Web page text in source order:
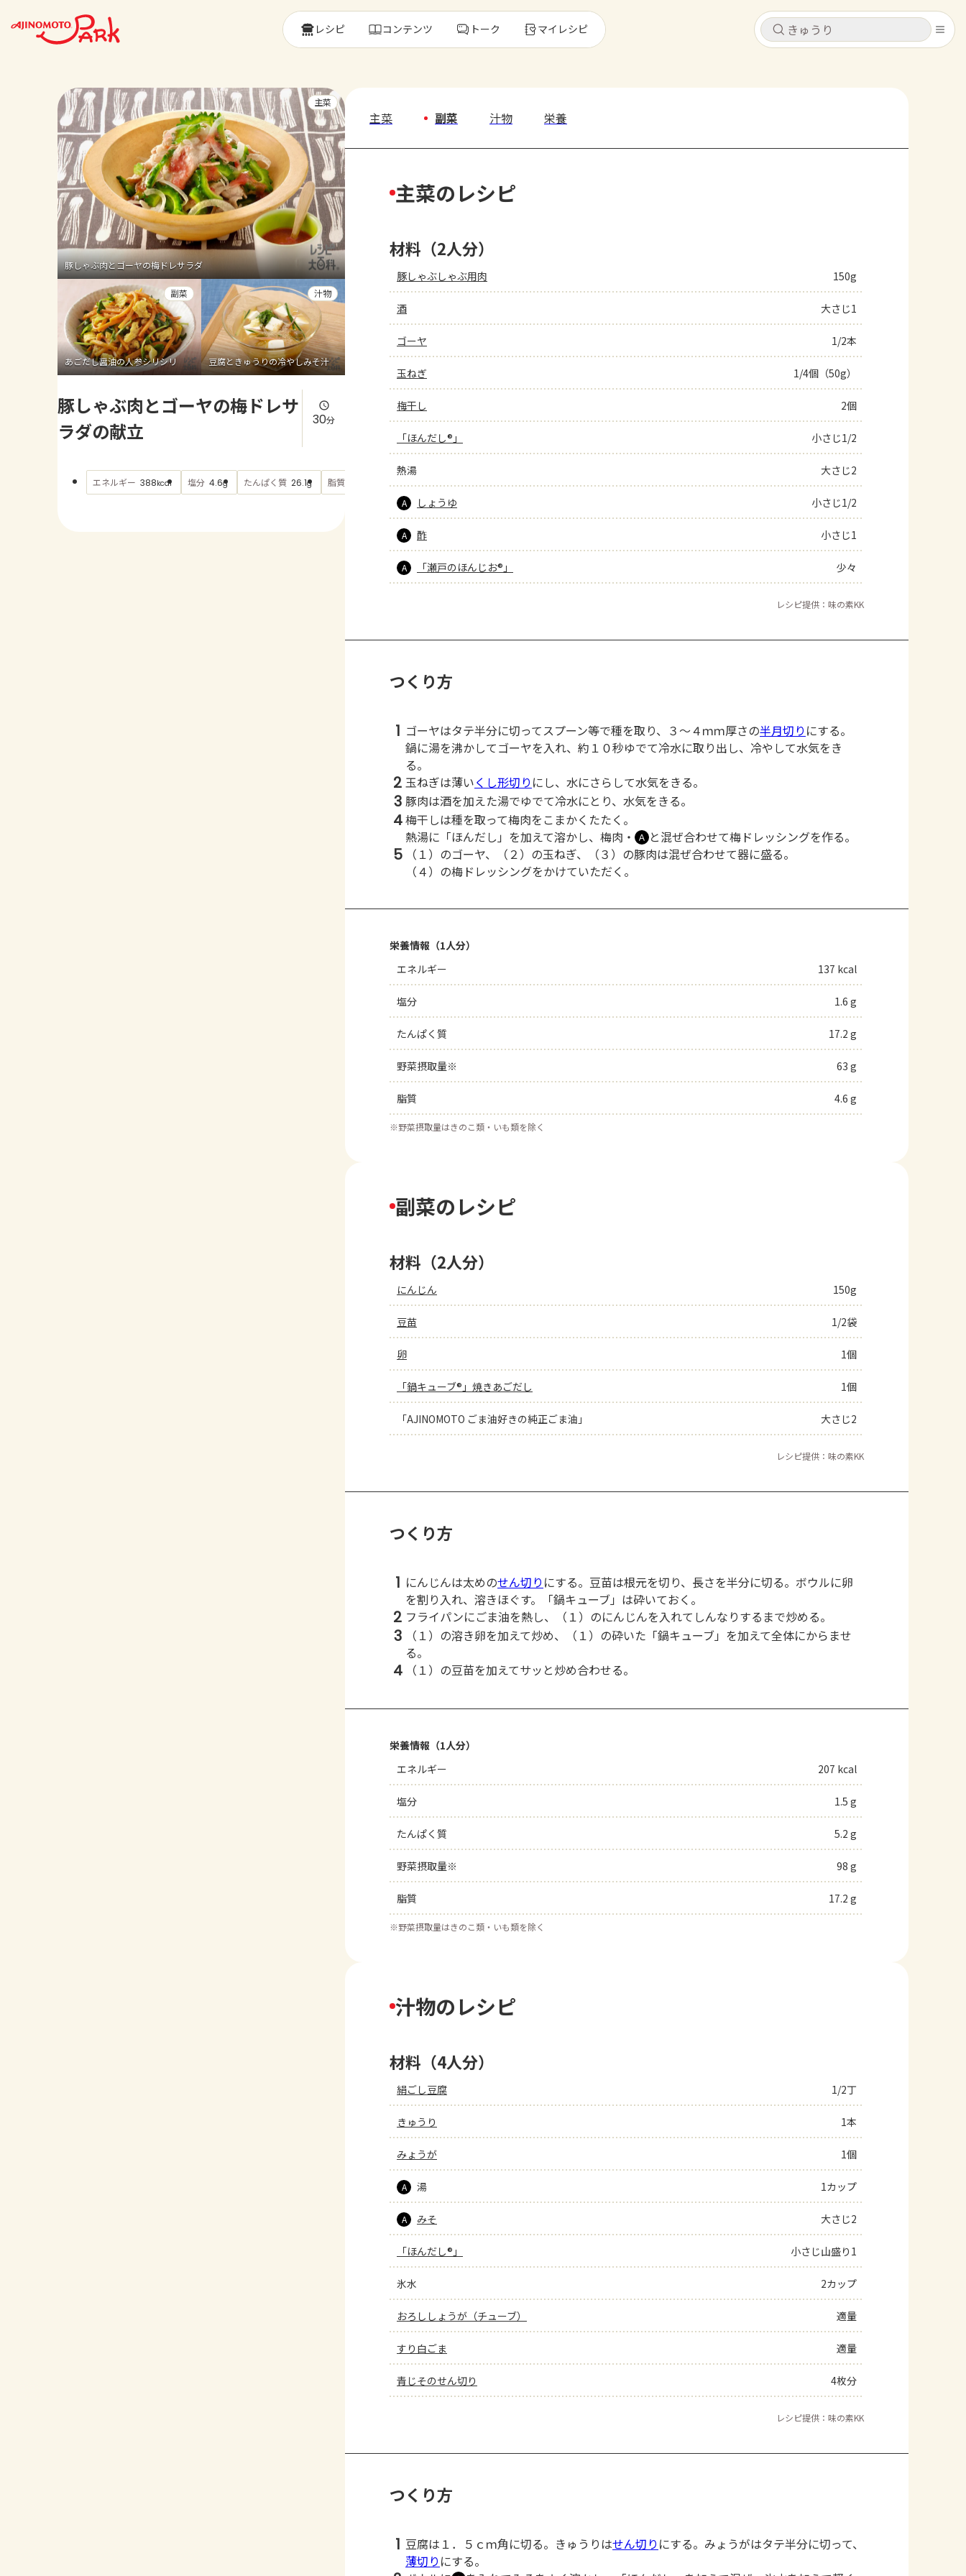
キャンセル
よくあるお問い合わせ
お買い物
キャンセル
レシピ コンテンツ トーク マイレシピ
豚しゃぶ肉とゴーヤの梅ドレサラダ
主菜
あごだし醤油の人参シリシリ
副菜
豆腐ときゅうりの冷やしみそ汁
汁物
豚しゃぶ肉とゴーヤの梅ドレサ
ラダの献立
30分
エネルギー 388kcal 塩分 4.6g たんぱく質 26.1g 脂質 もっと見る
主菜 副菜 汁物 栄養
主菜のレシピ
材料（2人分）
豚しゃぶしゃぶ用肉 150g
酒 大さじ1
ゴーヤ 1/2本
玉ねぎ 1/4個（50g）
梅干し 2個
「ほんだし®」 小さじ1/2
熱湯 大さじ2
A しょうゆ 小さじ1/2
A 酢 小さじ1
A 「瀬戸のほんじお®」 少々
レシピ提供：味の素KK
つくり方
1 ゴーヤはタテ半分に切ってスプーン等で種を取り、３～４ｍｍ厚さの半月切り にする。
鍋に湯を沸かしてゴーヤを入れ、約１０秒ゆでて冷水に取り出し、冷やして水気をき
る。
2 玉ねぎは薄いくし形切り にし、水にさらして水気をきる。
3 豚肉は酒を加えた湯でゆでて冷水にとり、水気をきる。
4梅干しは種を取って梅肉をこまかくたたく。
熱湯に「ほんだし」を加えて溶かし、梅肉・
Ａ と混ぜ合わせて梅ドレッシングを作る。
5
（１）のゴーヤ、（２）の玉ねぎ、（３）の豚肉は混ぜ合わせて器に盛る。
（４）の梅ドレッシングをかけていただく。
栄養情報（1人分）
エネルギー
137 kcal
塩分 1.6 g
たんぱく質 17.2 g
野菜摂取量※ 63 g
脂質 4.6 g
※野菜摂取量はきのこ類・いも類を除く
副菜のレシピ
材料（2人分）
にんじん 150g
豆苗 1/2袋
卵 1個
「鍋キューブ®」焼きあごだし 1個
「AJINOMOTO ごま油好きの純正ごま油」 大さじ2
レシピ提供：味の素KK
つくり方
1 にんじんは太めのせん切り にする。豆苗は根元を切り、長さを半分に切る。ボウルに卵
を割り入れ、溶きほぐす。「鍋キューブ」は砕いておく。
2 フライパンにごま油を熱し、（１）のにんじんを入れてしんなりするまで炒める。
3
（１）の溶き卵を加えて炒め、（１）の砕いた「鍋キューブ」を加えて全体にからませ
る。
4 （１）の豆苗を加えてサッと炒め合わせる。
栄養情報（1人分）
エネルギー
207 kcal
塩分 1.5 g
たんぱく質 5.2 g
野菜摂取量※ 98 g
脂質 17.2 g
※野菜摂取量はきのこ類・いも類を除く
汁物のレシピ
材料（4人分）
絹ごし豆腐 1/2丁
きゅうり 1本
みょうが 1個
A 湯 1カップ
A みそ 大さじ2
「ほんだし®」 小さじ山盛り1
氷水 2カップ
おろししょうが（チューブ） 適量
すり白ごま 適量
青じそのせん切り 4枚分
レシピ提供：味の素KK
つくり方
1 豆腐は１．５ｃｍ角に切る。きゅうりはせん切り にする。みょうがはタテ半分に切って、
薄切り にする。